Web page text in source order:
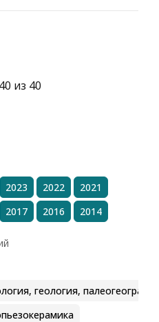
из 40
2023 2022
2021
2017 2016 2014
геология,